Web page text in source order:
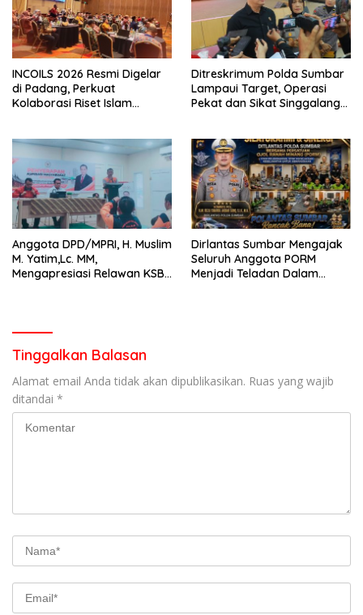
INCOILS 2026 Resmi Digelar
di Padang, Perkuat
Kolaborasi Riset Islam
Ditreskrimum Polda Sumbar
Lampaui Target, Operasi
Pekat dan Sikat Singgalang
Anggota DPD/MPRI, H. Muslim
M. Yatim,Lc. MM,
Mengapresiasi Relawan KSB
Dirlantas Sumbar Mengajak
Seluruh Anggota PORM
Menjadi Teladan Dalam
Tinggalkan Balasan
Alamat email Anda tidak akan dipublikasikan. Ruas yang wajib
ditandai *